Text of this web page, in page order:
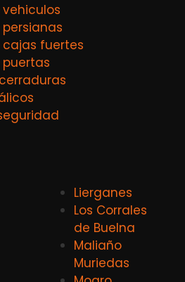
fuertes
Lierganes
Los Corrales
de Buelna
Maliaño
Muriedas